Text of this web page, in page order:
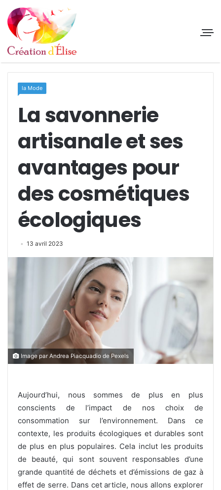
la Mode
La savonnerie
artisanale et ses
avantages pour
des cosmétiques
écologiques
13 avril 2023
Image par Andrea Piacquadio de Pexels
Aujourd’hui, nous sommes de plus en plus
conscients de l’impact de nos choix de
consommation sur l’environnement. Dans ce
contexte, les produits écologiques et durables sont
de plus en plus populaires. Cela inclut les produits
de beauté, qui sont souvent responsables d’une
grande quantité de déchets et d’émissions de gaz à
effet de serre. Dans cet article, nous allons explorer